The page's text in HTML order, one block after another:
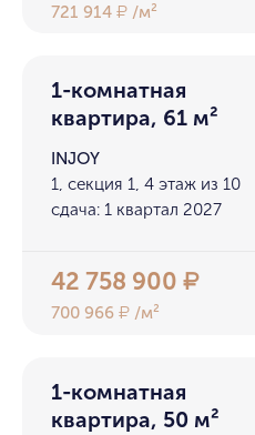
721 914₽ /м²
1-комнатная
квартира, 61 м²
INJOY
1, секция 1, 4 этаж из 10
сдача: 1 квартал 2027
42 758 900₽
700 966₽ /м²
1-комнатная
квартира, 50 м²